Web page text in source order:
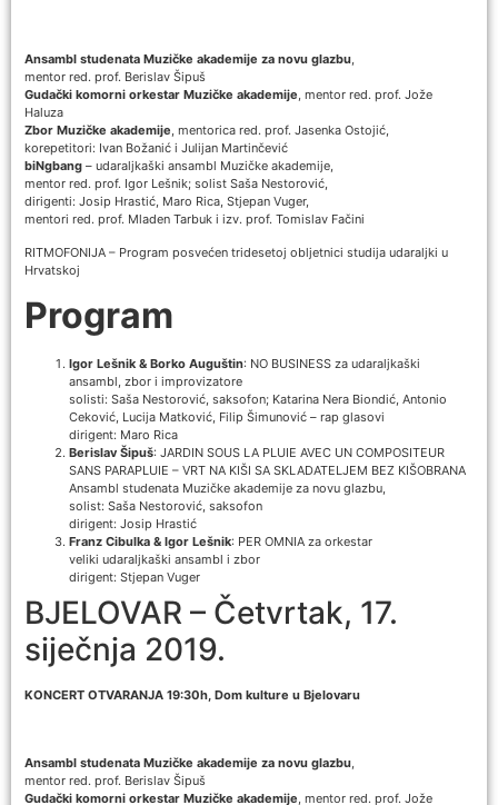
Ansambl studenata Muzičke akademije za novu glazbu
mentor red. prof. Berislav Šipuš
Gudački komorni orkestar Muzičke akademije , mentor red. prof. Jože
Haluza
Zbor Muzičke akademije , mentorica red. prof. Jasenka Ostojić,
korepetitori: Ivan Božanić i Julijan Martinčević
biNgbang – udaraljkaški ansambl Muzičke akademije,
mentor red. prof. Igor Lešnik; solist Saša Nestorović,
dirigenti: Josip Hrastić, Maro Rica, Stjepan Vuger,
mentori red. prof. Mladen Tarbuk i izv. prof. Tomislav Fačini
RITMOFONIJA – Program posvećen tridesetoj obljetnici studija udaraljki u
Hrvatskoj
Program
Igor Lešnik & Borko Auguštin: NO BUSINESS za udaraljkaški
ansambl, zbor i improvizatore
solisti: Saša Nestorović, saksofon; Katarina Nera Biondić, Antonio
Ceković, Lucija Matković, Filip Šimunović – rap glasovi
dirigent: Maro Rica
Berislav Šipuš: JARDIN SOUS LA PLUIE AVEC UN COMPOSITEUR
SANS PARAPLUIE – VRT NA KIŠI SA SKLADATELJEM BEZ KIŠOBRANA
Ansambl studenata Muzičke akademije za novu glazbu,
solist: Saša Nestorović, saksofon
dirigent: Josip Hrastić
Franz Cibulka & Igor Lešnik: PER OMNIA za orkestar
veliki udaraljkaški ansambl i zbor
dirigent: Stjepan Vuger
BJELOVAR – Četvrtak, 17.
siječnja 2019.
KONCERT OTVARANJA 19:30h, Dom kulture u Bjelovaru
Ansambl studenata Muzičke akademije za novu glazbu,
mentor red. prof. Berislav Šipuš
Gudački komorni orkestar Muzičke akademije, mentor red. prof. Jože